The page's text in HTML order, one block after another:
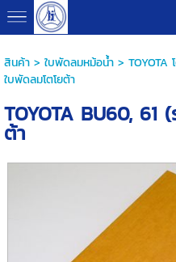
G-B0V8PHQSMZ
สินค้า> ใบพัดลมหม้อน้ำ> TOYOTA
ใบพัดลมโตโยต้า
TOYOTA BU60, 61
ต้า